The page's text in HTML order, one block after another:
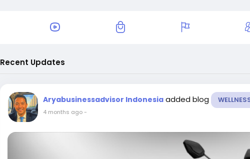
Recent Updates
Aryabusinessadvisor Indonesia added blog
4 months ago-